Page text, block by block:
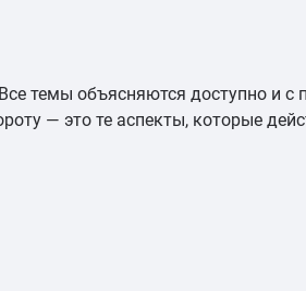
темы объясняются доступно и
— это те аспекты, которые